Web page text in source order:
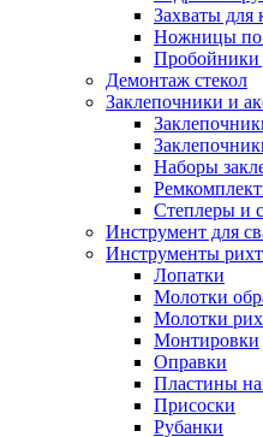
Захваты для
Ножницы по
Пробойники
Демонтаж стекол
Заклепочники и
Наборы
Степлеры и
Инструмент для
Инструменты
Лопатки
Молотки
Молотки
Монтировки
Оправки
Пластины
Присоски
Рубанки